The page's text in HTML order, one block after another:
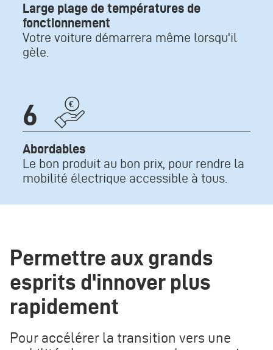
Texte
Large plage de températures de
fonctionnement
Votre voiture démarrera même lorsqu'il
gèle.
6
Texte
Abordables
Le bon produit au bon prix, pour rendre la
mobilité électrique accessible à tous.
Permettre aux grands
esprits d'innover plus
rapidement
Pour accélérer la transition vers une